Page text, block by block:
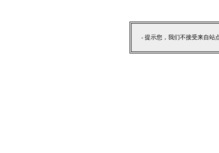
- 提示您，我们不接受来自站